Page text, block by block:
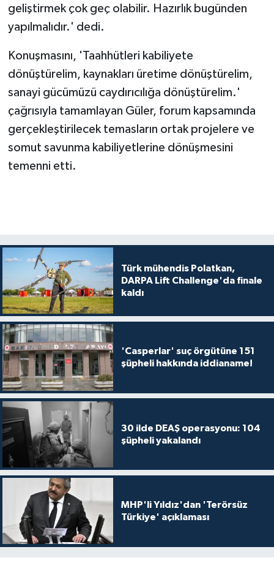
geliştirmek çok geç olabilir. Hazırlık bugünden
yapılmalıdır.' dedi.
Konuşmasını, 'Taahhütleri kabiliyete
dönüştürelim, kaynakları üretime dönüştürelim,
sanayi gücümüzü caydırıcılığa dönüştürelim.'
çağrısıyla tamamlayan Güler, forum kapsamında
gerçekleştirilecek temasların ortak projelere ve
somut savunma kabiliyetlerine dönüşmesini
temenni etti.
Türk mühendis Polatkan,
DARPA Lift Challenge'da finale
kaldı
'Casperlar' suç örgütüne 151
şüpheli hakkında iddianame!
30 ilde DEAŞ operasyonu: 104
şüpheli yakalandı
MHP'li Yıldız'dan 'Terörsüz
Türkiye' açıklaması